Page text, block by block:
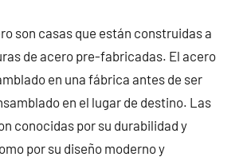
son casas que están construidas a
de acero pre-fabricadas. El acero
en una fábrica antes de ser
en el lugar de destino. Las
conocidas por su durabilidad y
por su diseño moderno y